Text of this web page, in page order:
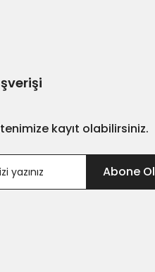
kayıt olabilirsiniz.
Abone Ol